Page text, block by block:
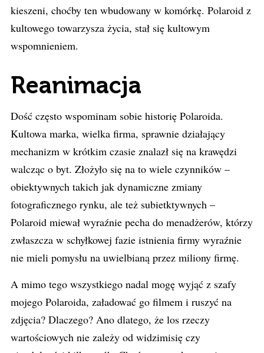
kieszeni, choćby ten wbudowany w komórkę. Polaroid z
kultowego towarzysza życia, stał się kultowym
wspomnieniem.
Reanimacja
Dość często wspominam sobie historię Polaroida.
Kultowa marka, wielka firma, sprawnie działający
mechanizm w krótkim czasie znalazł się na krawędzi
walcząc o byt. Złożyło się na to wiele czynników –
obiektywnych takich jak dynamiczne zmiany
fotograficznego rynku, ale też subietktywnych –
Polaroid miewał wyraźnie pecha do menadżerów, którzy
zwłaszcza w schyłkowej fazie istnienia firmy wyraźnie
nie mieli pomysłu na uwielbianą przez miliony firmę.
A mimo tego wszystkiego nadal mogę wyjąć z szafy
mojego Polaroida, załadować go filmem i ruszyć na
zdjęcia? Dlaczego? Ano dlatego, że los rzeczy
wartościowych nie zależy od widzimisię czy